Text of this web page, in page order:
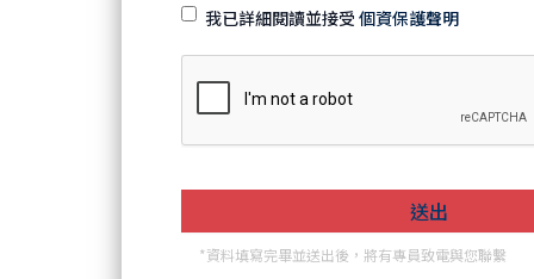
我已詳細閱讀並接受 個資保護聲明
*資料填寫完畢並送出後，將有專員致電與您聯繫